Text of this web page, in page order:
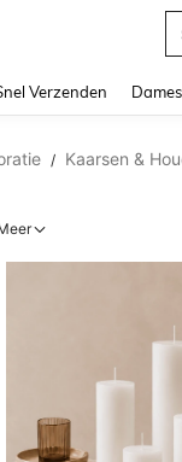
Verzenden
/ Kaarsen &